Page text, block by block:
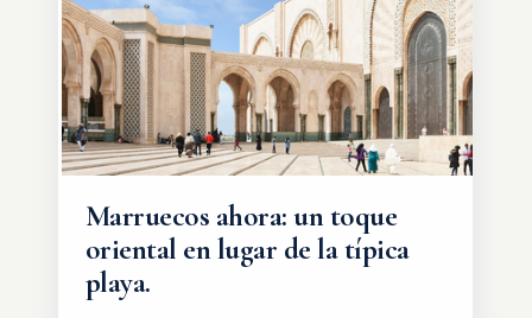
Marruecos ahora: un toque
oriental en lugar de la típica
playa.